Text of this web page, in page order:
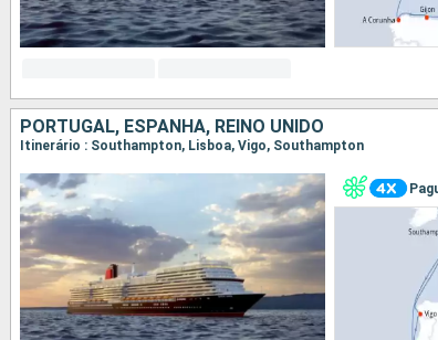
PORTUGAL, ESPANHA, REINO UNIDO
Itinerário : Southampton, Lisboa, Vigo, Southampton